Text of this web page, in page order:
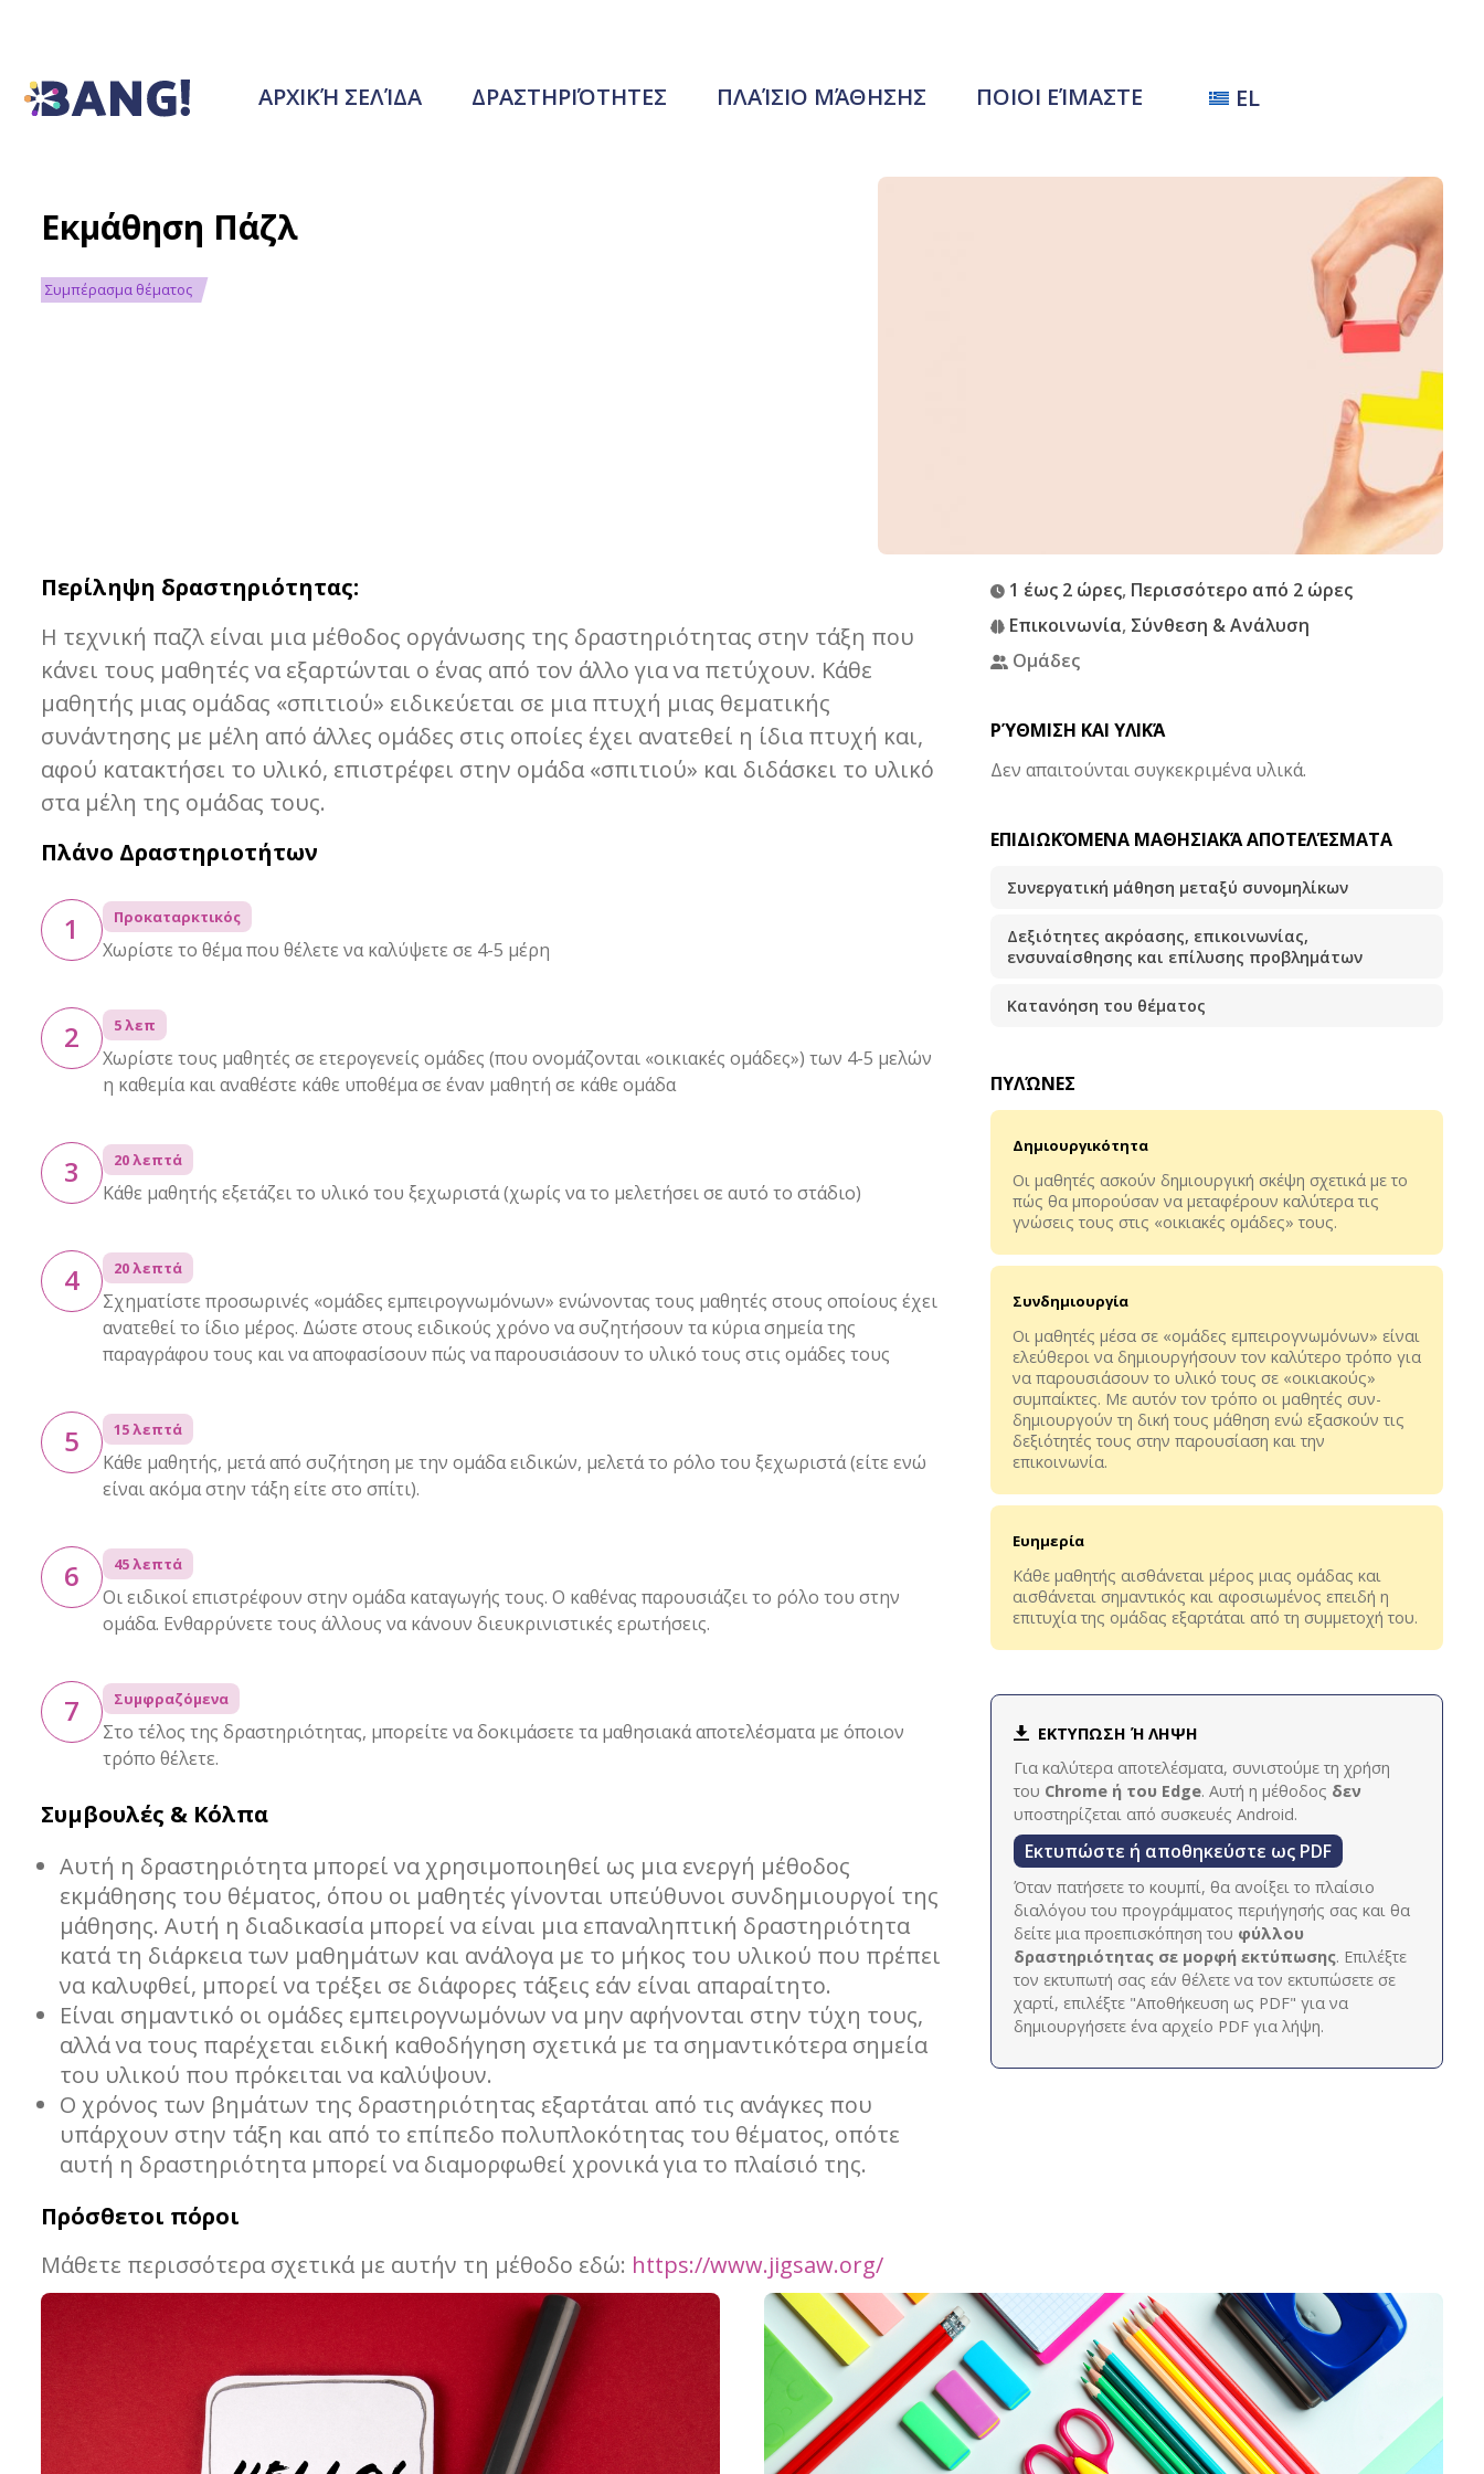
ΑΡΧΙΚΉ ΣΕΛΊΔΑ ΔΡΑΣΤΗΡΙΌΤΗΤΕΣ ΠΛΑΊΣΙΟ ΜΆΘΗΣΗΣ ΠΟΙΟΙ ΕΊΜΑΣΤΕ EL
Εκμάθηση Πάζλ
Συμπέρασμα θέματος
Περίληψη δραστηριότητας:
Η τεχνική παζλ είναι μια μέθοδος οργάνωσης της δραστηριότητας στην τάξη που
κάνει τους μαθητές να εξαρτώνται ο ένας από τον άλλο για να πετύχουν. Κάθε
μαθητής μιας ομάδας «σπιτιού» ειδικεύεται σε μια πτυχή μιας θεματικής
συνάντησης με μέλη από άλλες ομάδες στις οποίες έχει ανατεθεί η ίδια πτυχή και,
αφού κατακτήσει το υλικό, επιστρέφει στην ομάδα «σπιτιού» και διδάσκει το υλικό
στα μέλη της ομάδας τους.
Πλάνο Δραστηριοτήτων
1 Προκαταρκτικός
Χωρίστε το θέμα που θέλετε να καλύψετε σε 4-5 μέρη
2 5 λεπ
Χωρίστε τους μαθητές σε ετερογενείς ομάδες (που ονομάζονται «οικιακές ομάδες») των 4-5 μελών
η καθεμία και αναθέστε κάθε υποθέμα σε έναν μαθητή σε κάθε ομάδα
3 20 λεπτά
Κάθε μαθητής εξετάζει το υλικό του ξεχωριστά (χωρίς να το μελετήσει σε αυτό το στάδιο)
4 20 λεπτά
Σχηματίστε προσωρινές «ομάδες εμπειρογνωμόνων» ενώνοντας τους μαθητές στους οποίους έχει
ανατεθεί το ίδιο μέρος. Δώστε στους ειδικούς χρόνο να συζητήσουν τα κύρια σημεία της
παραγράφου τους και να αποφασίσουν πώς να παρουσιάσουν το υλικό τους στις ομάδες τους
5 15 λεπτά
Κάθε μαθητής, μετά από συζήτηση με την ομάδα ειδικών, μελετά το ρόλο του ξεχωριστά (είτε ενώ
είναι ακόμα στην τάξη είτε στο σπίτι).
6 45 λεπτά
Οι ειδικοί επιστρέφουν στην ομάδα καταγωγής τους. Ο καθένας παρουσιάζει το ρόλο του στην
ομάδα. Ενθαρρύνετε τους άλλους να κάνουν διευκρινιστικές ερωτήσεις.
7 Συμφραζόμενα
Στο τέλος της δραστηριότητας, μπορείτε να δοκιμάσετε τα μαθησιακά αποτελέσματα με όποιον
τρόπο θέλετε.
Συμβουλές & Κόλπα
Αυτή η δραστηριότητα μπορεί να χρησιμοποιηθεί ως μια ενεργή μέθοδος
εκμάθησης του θέματος, όπου οι μαθητές γίνονται υπεύθυνοι συνδημιουργοί της
μάθησης. Αυτή η διαδικασία μπορεί να είναι μια επαναληπτική δραστηριότητα
κατά τη διάρκεια των μαθημάτων και ανάλογα με το μήκος του υλικού που πρέπει
να καλυφθεί, μπορεί να τρέξει σε διάφορες τάξεις εάν είναι απαραίτητο.
Είναι σημαντικό οι ομάδες εμπειρογνωμόνων να μην αφήνονται στην τύχη τους,
αλλά να τους παρέχεται ειδική καθοδήγηση σχετικά με τα σημαντικότερα σημεία
του υλικού που πρόκειται να καλύψουν.
Ο χρόνος των βημάτων της δραστηριότητας εξαρτάται από τις ανάγκες που
υπάρχουν στην τάξη και από το επίπεδο πολυπλοκότητας του θέματος, οπότε
αυτή η δραστηριότητα μπορεί να διαμορφωθεί χρονικά για το πλαίσιό της.
Πρόσθετοι πόροι
Μάθετε περισσότερα σχετικά με αυτήν τη μέθοδο εδώ: https://www.jigsaw.org/
1 έως 2 ώρες, Περισσότερο από 2 ώρες
Επικοινωνία, Σύνθεση & Ανάλυση
Ομάδες
ΡΎΘΜΙΣΗ ΚΑΙ ΥΛΙΚΆ
Δεν απαιτούνται συγκεκριμένα υλικά.
ΕΠΙΔΙΩΚΌΜΕΝΑ ΜΑΘΗΣΙΑΚΆ ΑΠΟΤΕΛΈΣΜΑΤΑ
Συνεργατική μάθηση μεταξύ συνομηλίκων
Δεξιότητες ακρόασης, επικοινωνίας,
ενσυναίσθησης και επίλυσης προβλημάτων
Κατανόηση του θέματος
ΠΥΛΏΝΕΣ
Δημιουργικότητα
Οι μαθητές ασκούν δημιουργική σκέψη σχετικά με το
πώς θα μπορούσαν να μεταφέρουν καλύτερα τις
γνώσεις τους στις «οικιακές ομάδες» τους.
Συνδημιουργία
Οι μαθητές μέσα σε «ομάδες εμπειρογνωμόνων» είναι
ελεύθεροι να δημιουργήσουν τον καλύτερο τρόπο για
να παρουσιάσουν το υλικό τους σε «οικιακούς»
συμπαίκτες. Με αυτόν τον τρόπο οι μαθητές συν-
δημιουργούν τη δική τους μάθηση ενώ εξασκούν τις
δεξιότητές τους στην παρουσίαση και την
επικοινωνία.
Ευημερία
Κάθε μαθητής αισθάνεται μέρος μιας ομάδας και
αισθάνεται σημαντικός και αφοσιωμένος επειδή η
επιτυχία της ομάδας εξαρτάται από τη συμμετοχή του.
ΕΚΤΥΠΩΣΗ Ή ΛΗΨΗ
Για καλύτερα αποτελέσματα, συνιστούμε τη χρήση
του Chrome ή του Edge. Αυτή η μέθοδος δεν
υποστηρίζεται από συσκευές Android.
Εκτυπώστε ή αποθηκεύστε ως PDF
Όταν πατήσετε το κουμπί, θα ανοίξει το πλαίσιο
διαλόγου του προγράμματος περιήγησής σας και θα
δείτε μια προεπισκόπηση του φύλλου
δραστηριότητας σε μορφή εκτύπωσης. Επιλέξτε
τον εκτυπωτή σας εάν θέλετε να τον εκτυπώσετε σε
χαρτί, επιλέξτε "Αποθήκευση ως PDF" για να
δημιουργήσετε ένα αρχείο PDF για λήψη.